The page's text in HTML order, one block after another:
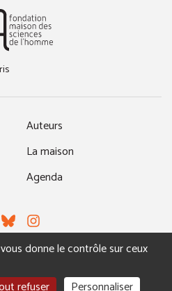
Auteurs
La maison
Agenda
BlueskyInstagram
NOUS CONTACTER
donne le contrôle sur ceux
refuser Personnaliser